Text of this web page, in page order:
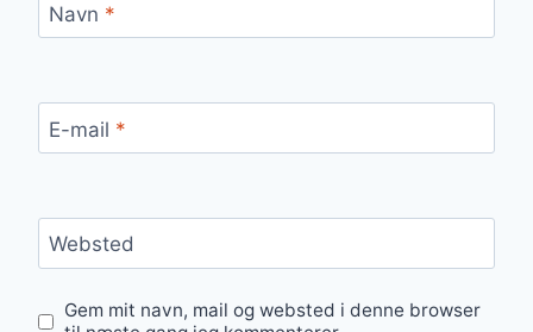
Navn *
E-mail *
Websted
Gem mit navn, mail og websted i denne browser